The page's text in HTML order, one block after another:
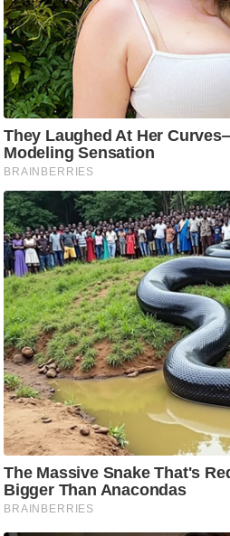
मी
क्षा
ध
र्म
ज्यो
ति
ष
प्र
भु
म
हि
मा
/
ध
र्म
स्थ
ल
व्र
त
त्यो
हा